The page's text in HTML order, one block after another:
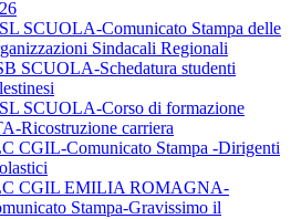
SCUOLA-Comunicato Stampa delle
Sindacali Regionali
SCUOLA-Schedatura studenti
SCUOLA-Corso di formazione
Ricostruzione carriera
CGIL-Comunicato Stampa -Dirigenti
CGIL EMILIA ROMAGNA-
Stampa-Gravissimo il